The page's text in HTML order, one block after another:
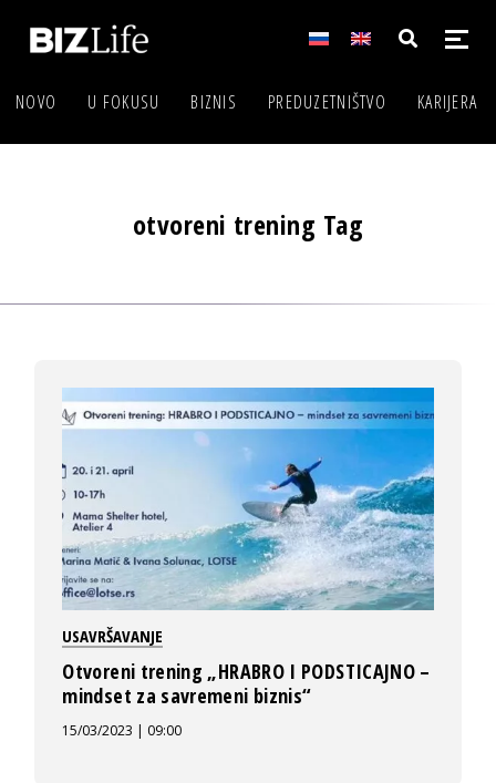
NOVO U FOKUSU BIZNIS PREDUZETNIŠTVO KARIJERA
otvoreni trening Tag
USAVRŠAVANJE
Otvoreni trening „HRABRO I PODSTICAJNO –
mindset za savremeni biznis“
15/03/2023 | 09:00